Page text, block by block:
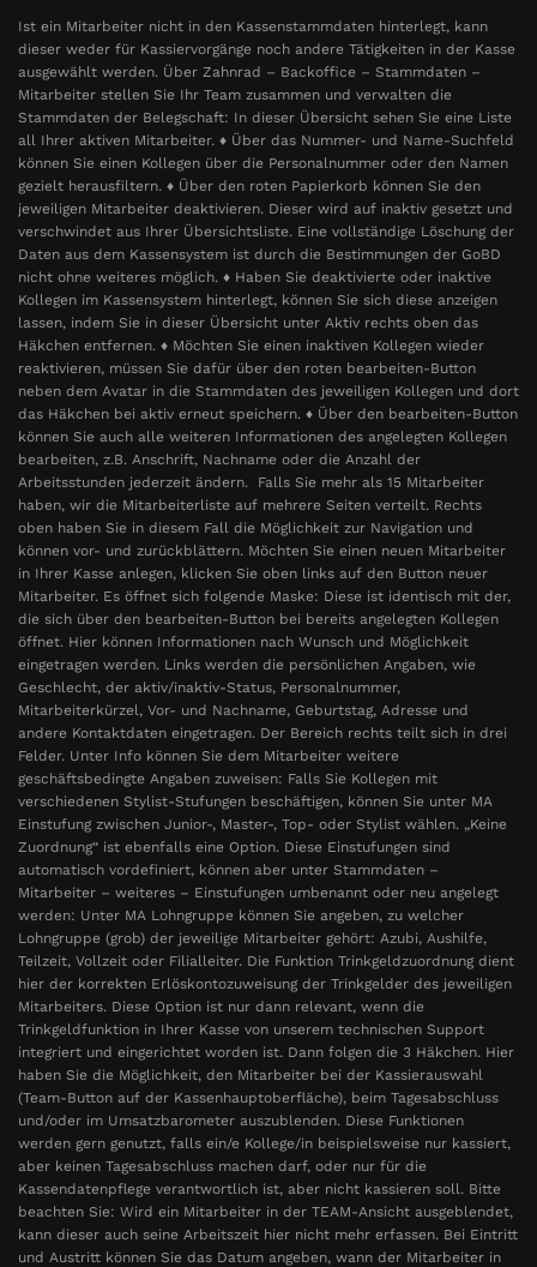
Ist ein Mitarbeiter nicht in den Kassenstammdaten hinterlegt, kann
dieser weder für Kassiervorgänge noch andere Tätigkeiten in der Kasse
ausgewählt werden. Über Zahnrad – Backoffice – Stammdaten –
Mitarbeiter stellen Sie Ihr Team zusammen und verwalten die
Stammdaten der Belegschaft: In dieser Übersicht sehen Sie eine Liste
all Ihrer aktiven Mitarbeiter. ♦ Über das Nummer- und Name-Suchfeld
können Sie einen Kollegen über die Personalnummer oder den Namen
gezielt herausfiltern. ♦ Über den roten Papierkorb können Sie den
jeweiligen Mitarbeiter deaktivieren. Dieser wird auf inaktiv gesetzt und
verschwindet aus Ihrer Übersichtsliste. Eine vollständige Löschung der
Daten aus dem Kassensystem ist durch die Bestimmungen der GoBD
nicht ohne weiteres möglich. ♦ Haben Sie deaktivierte oder inaktive
Kollegen im Kassensystem hinterlegt, können Sie sich diese anzeigen
lassen, indem Sie in dieser Übersicht unter Aktiv rechts oben das
Häkchen entfernen. ♦ Möchten Sie einen inaktiven Kollegen wieder
reaktivieren, müssen Sie dafür über den roten bearbeiten-Button
neben dem Avatar in die Stammdaten des jeweiligen Kollegen und dort
das Häkchen bei aktiv erneut speichern. ♦ Über den bearbeiten-Button
können Sie auch alle weiteren Informationen des angelegten Kollegen
bearbeiten, z.B. Anschrift, Nachname oder die Anzahl der
Arbeitsstunden jederzeit ändern. Falls Sie mehr als 15 Mitarbeiter
haben, wir die Mitarbeiterliste auf mehrere Seiten verteilt. Rechts
oben haben Sie in diesem Fall die Möglichkeit zur Navigation und
können vor- und zurückblättern. Möchten Sie einen neuen Mitarbeiter
in Ihrer Kasse anlegen, klicken Sie oben links auf den Button neuer
Mitarbeiter. Es öffnet sich folgende Maske: Diese ist identisch mit der,
die sich über den bearbeiten-Button bei bereits angelegten Kollegen
öffnet. Hier können Informationen nach Wunsch und Möglichkeit
eingetragen werden. Links werden die persönlichen Angaben, wie
Geschlecht, der aktiv/inaktiv-Status, Personalnummer,
Mitarbeiterkürzel, Vor- und Nachname, Geburtstag, Adresse und
andere Kontaktdaten eingetragen. Der Bereich rechts teilt sich in drei
Felder. Unter Info können Sie dem Mitarbeiter weitere
geschäftsbedingte Angaben zuweisen: Falls Sie Kollegen mit
verschiedenen Stylist-Stufungen beschäftigen, können Sie unter MA
Einstufung zwischen Junior-, Master-, Top- oder Stylist wählen. „Keine
Zuordnung“ ist ebenfalls eine Option. Diese Einstufungen sind
automatisch vordefiniert, können aber unter Stammdaten –
Mitarbeiter – weiteres – Einstufungen umbenannt oder neu angelegt
werden: Unter MA Lohngruppe können Sie angeben, zu welcher
Lohngruppe (grob) der jeweilige Mitarbeiter gehört: Azubi, Aushilfe,
Teilzeit, Vollzeit oder Filialleiter. Die Funktion Trinkgeldzuordnung dient
hier der korrekten Erlöskontozuweisung der Trinkgelder des jeweiligen
Mitarbeiters. Diese Option ist nur dann relevant, wenn die
Trinkgeldfunktion in Ihrer Kasse von unserem technischen Support
integriert und eingerichtet worden ist. Dann folgen die 3 Häkchen. Hier
haben Sie die Möglichkeit, den Mitarbeiter bei der Kassierauswahl
(Team-Button auf der Kassenhauptoberfläche), beim Tagesabschluss
und/oder im Umsatzbarometer auszublenden. Diese Funktionen
werden gern genutzt, falls ein/e Kollege/in beispielsweise nur kassiert,
aber keinen Tagesabschluss machen darf, oder nur für die
Kassendatenpflege verantwortlich ist, aber nicht kassieren soll. Bitte
beachten Sie: Wird ein Mitarbeiter in der TEAM-Ansicht ausgeblendet,
kann dieser auch seine Arbeitszeit hier nicht mehr erfassen. Bei Eintritt
und Austritt können Sie das Datum angeben, wann der Mitarbeiter in